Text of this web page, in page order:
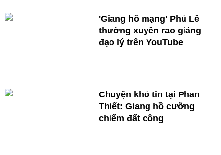
'Giang hồ mạng' Phú Lê
thường xuyên rao giảng
đạo lý trên YouTube
Chuyện khó tin tại Phan
Thiết: Giang hồ cưỡng
chiếm đất công